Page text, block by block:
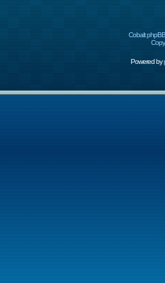
Cobalt
Powered by